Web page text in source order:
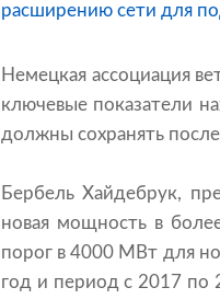
расширению сети для
Немецкая ассоциация
ключевые показатели
должны сохранять
Бербель Хайдебрук,
новая мощность в
порог в 4000 МВт для
год и период с 2017 по